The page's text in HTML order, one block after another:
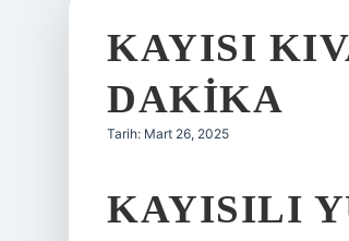
KAYISI
DAKIKA
Tarih: Mart 26, 2025
KAYISILI